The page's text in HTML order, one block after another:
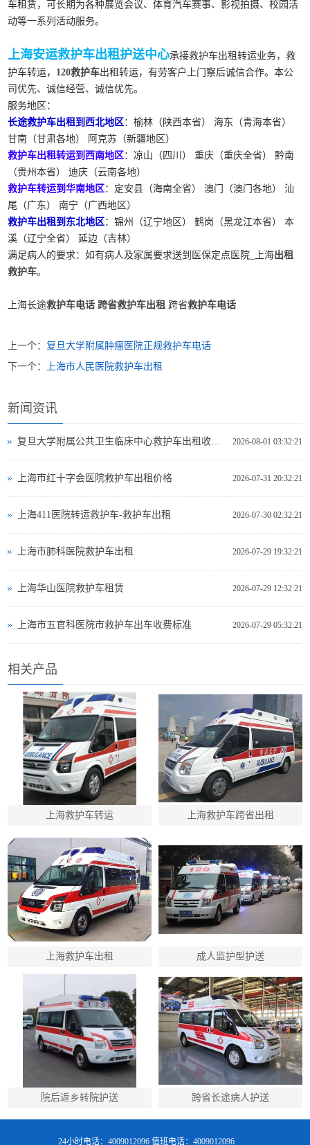
车租赁，可长期为各种展览会议、体育汽车赛事、影视拍摄、校园活
动等一系列活动服务。
上海安运救护车出租护送中心承接救护车出租转运业务，救
护车转运， 120救护车出租转运，有劳客户上门察后诚信合作。本公
司优先、诚信经营、诚信优先。
服务地区：
长途救护车出租到西北地区 ：榆林（陕西本省） 海东（青海本省）
甘南（甘肃各地） 阿克苏（新疆地区）
救护车出租转运到西南地区 ：凉山（四川） 重庆（重庆全省） 黔南
（贵州本省） 迪庆（云南各地）
救护车转运到华南地区 ：定安县（海南全省） 澳门（澳门各地） 汕
尾（广东） 南宁（广西地区）
救护车出租到东北地区 ：锦州（辽宁地区） 鹤岗（黑龙江本省） 本
溪（辽宁全省） 延边（吉林）
满足病人的要求：如有病人及家属要求送到医保定点医院_上海出租
救护车。
上海长途救护车电话 跨省救护车出租 跨省救护车电话
上一个：复旦大学附属肿瘤医院正规救护车电话
下一个：
上海市人民医院救护车出租
新闻资讯
2026-08-01 03:32:21
2026-07-31 20:32:21
上海市红十字会医院救护车出租价格
2026-07-30 02:32:21
上海411医院转运救护车-救护车出租
2026-07-29 19:32:21
上海市肺科医院救护车出租
2026-07-29 12:32:21
上海华山医院救护车租赁
2026-07-29 05:32:21
上海市五官科医院市救护车出车收费标准
相关产品
上海救护车转运 上海救护车跨省出租
上海救护车出租 成人监护型护送
院后返乡转院护送 跨省长途病人护送
24小时电话：4009012096 值班电话：4009012096